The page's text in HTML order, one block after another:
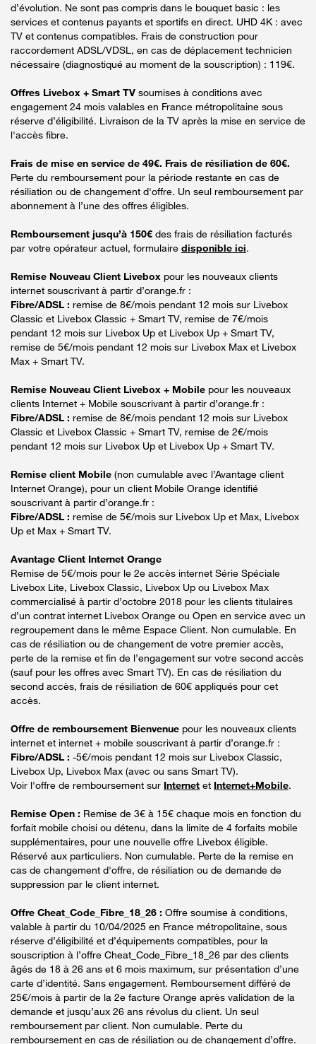
d’évolution. Ne sont pas compris dans le bouquet basic : les
services et contenus payants et sportifs en direct. UHD 4K : avec
TV et contenus compatibles. Frais de construction pour
raccordement ADSL/VDSL, en cas de déplacement technicien
nécessaire (diagnostiqué au moment de la souscription) : 119€.
Offres Livebox + Smart TV soumises à conditions avec
engagement 24 mois valables en France métropolitaine sous
réserve d’éligibilité. Livraison de la TV après la mise en service de
l'accès fibre.
Frais de mise en service de 49€. Frais de résiliation de 60€.
Perte du remboursement pour la période restante en cas de
résiliation ou de changement d'offre. Un seul remboursement par
abonnement à l’une des offres éligibles.
Remboursement jusqu’à 150€ des frais de résiliation facturés
par votre opérateur actuel, formulaire disponible ici.
Remise Nouveau Client Livebox pour les nouveaux clients
internet souscrivant à partir d’orange.fr :
Fibre/ADSL : remise de 8€/mois pendant 12 mois sur Livebox
Classic et Livebox Classic + Smart TV, remise de 7€/mois
pendant 12 mois sur Livebox Up et Livebox Up + Smart TV,
remise de 5€/mois pendant 12 mois sur Livebox Max et Livebox
Max + Smart TV.
Remise Nouveau Client Livebox + Mobile pour les nouveaux
clients Internet + Mobile souscrivant à partir d’orange.fr :
Fibre/ADSL : remise de 8€/mois pendant 12 mois sur Livebox
Classic et Livebox Classic + Smart TV, remise de 2€/mois
pendant 12 mois sur Livebox Up et Livebox Up + Smart TV.
Remise client Mobile (non cumulable avec l’Avantage client
Internet Orange), pour un client Mobile Orange identifié
souscrivant à partir d’orange.fr :
Fibre/ADSL : remise de 5€/mois sur Livebox Up et Max, Livebox
Up et Max + Smart TV.
Avantage Client Internet Orange
Remise de 5€/mois pour le 2e accès internet Série Spéciale
Livebox Lite, Livebox Classic, Livebox Up ou Livebox Max
commercialisé à partir d’octobre 2018 pour les clients titulaires
d’un contrat internet Livebox Orange ou Open en service avec un
regroupement dans le même Espace Client. Non cumulable. En
cas de résiliation ou de changement de votre premier accès,
perte de la remise et fin de l’engagement sur votre second accès
(sauf pour les offres avec Smart TV). En cas de résiliation du
second accès, frais de résiliation de 60€ appliqués pour cet
accès.
Offre de remboursement Bienvenue pour les nouveaux clients
internet et internet + mobile souscrivant à partir d’orange.fr :
Fibre/ADSL : -5€/mois pendant 12 mois sur Livebox Classic,
Livebox Up, Livebox Max (avec ou sans Smart TV).
Voir l'offre de remboursement sur Internet et Internet+Mobile.
Remise Open : Remise de 3€ à 15€ chaque mois en fonction du
forfait mobile choisi ou détenu, dans la limite de 4 forfaits mobile
supplémentaires, pour une nouvelle offre Livebox éligible.
Réservé aux particuliers. Non cumulable. Perte de la remise en
cas de changement d'offre, de résiliation ou de demande de
suppression par le client internet.
Offre Cheat_Code_Fibre_18_26 : Offre soumise à conditions,
valable à partir du 10/04/2025 en France métropolitaine, sous
réserve d’éligibilité et d’équipements compatibles, pour la
souscription à l’offre Cheat_Code_Fibre_18_26 par des clients
âgés de 18 à 26 ans et 6 mois maximum, sur présentation d’une
carte d’identité. Sans engagement. Remboursement différé de
25€/mois à partir de la 2e facture Orange après validation de la
demande et jusqu’aux 26 ans révolus du client. Un seul
remboursement par client. Non cumulable. Perte du
remboursement en cas de résiliation ou de changement d’offre.